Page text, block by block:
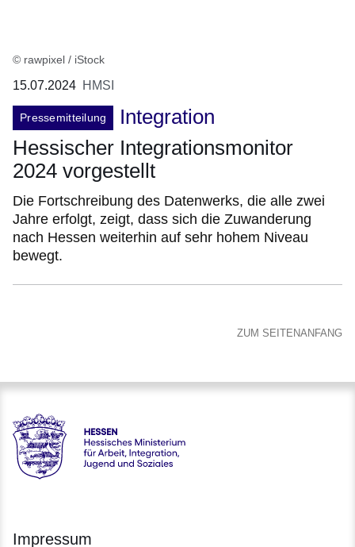
© rawpixel / iStock
15.07.2024 HMSI
Pressemitteilung
Integration
Hessischer Integrationsmonitor
2024 vorgestellt
Die Fortschreibung des Datenwerks, die alle zwei
Jahre erfolgt, zeigt, dass sich die Zuwanderung
nach Hessen weiterhin auf sehr hohem Niveau
bewegt.
ZUM SEITENANFANG
Hessen - Hessisches Ministerium für Arbeit, Integration,
Impressum